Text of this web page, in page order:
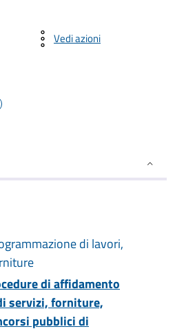
Vedi azioni
di lavori,
di affidamento
servizi, forniture,
pubblici di